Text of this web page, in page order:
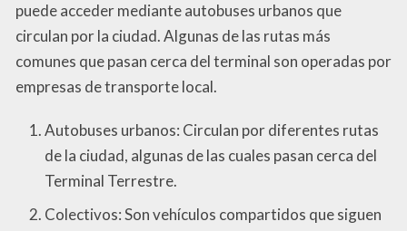
puede acceder mediante autobuses urbanos que
circulan por la ciudad. Algunas de las rutas más
comunes que pasan cerca del terminal son operadas por
empresas de transporte local.
Autobuses urbanos: Circulan por diferentes rutas
de la ciudad, algunas de las cuales pasan cerca del
Terminal Terrestre.
Colectivos: Son vehículos compartidos que siguen